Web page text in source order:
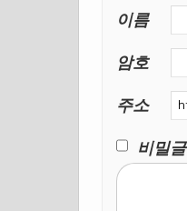
이름
암호
주소
비밀글